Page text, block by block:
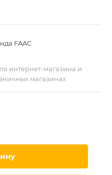
FAAC
интернет-магазина и
магазинах